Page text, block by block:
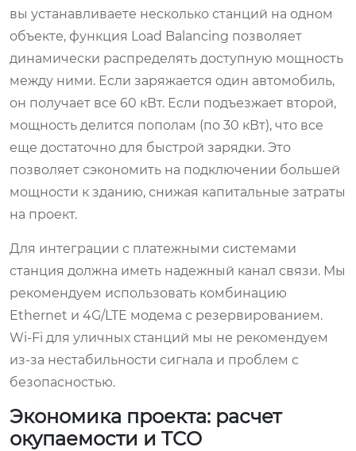
вы устанавливаете несколько станций на одном
объекте, функция Load Balancing позволяет
динамически распределять доступную мощность
между ними. Если заряжается один автомобиль,
он получает все 60 кВт. Если подъезжает второй,
мощность делится пополам (по 30 кВт), что все
еще достаточно для быстрой зарядки. Это
позволяет сэкономить на подключении большей
мощности к зданию, снижая капитальные затраты
на проект.
Для интеграции с платежными системами
станция должна иметь надежный канал связи. Мы
рекомендуем использовать комбинацию
Ethernet и 4G/LTE модема с резервированием.
Wi-Fi для уличных станций мы не рекомендуем
из-за нестабильности сигнала и проблем с
безопасностью.
Экономика проекта: расчет
окупаемости и TCO